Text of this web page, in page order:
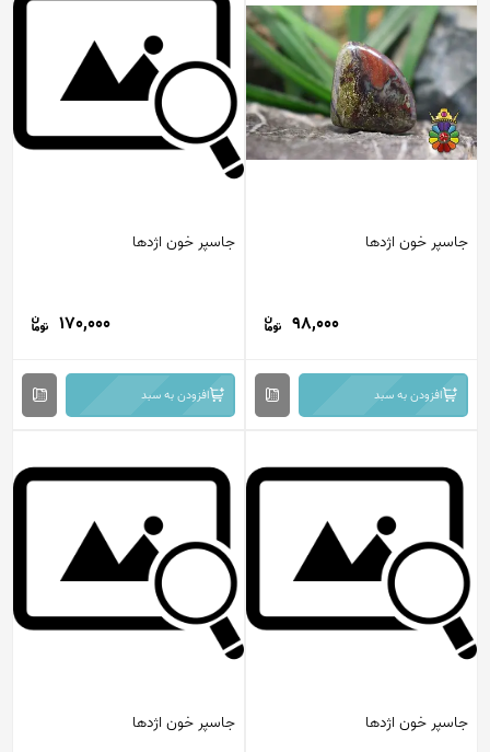
جاسپر خون اژدها
98,000
افزودن به سبد
جاسپر خون اژدها
170,000
افزودن به سبد
جاسپر خون اژدها جاسپر خون اژدها